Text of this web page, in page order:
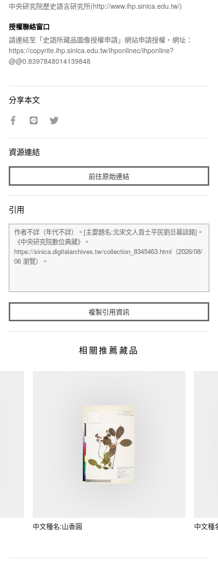
中央研究院歷史語言研究所(http://www.ihp.sinica.edu.tw/)
授權聯絡窗口
請連結至「史語所藏品圖像授權申請」網站申請授權，網址：
https://copyrite.ihp.sinica.edu.tw/ihponlinec/ihponline?
@@0.8397848014139848
分享本文
資源連結
前往原始連結
引用
複製引用資訊
相關推薦藏品
中文種名:山香圓 中文種